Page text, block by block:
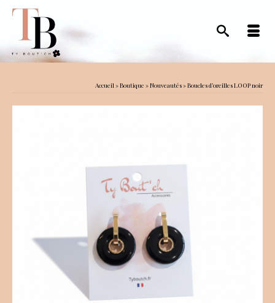
Accueil»Boutique »Nouveautés»Boucles d’oreilles LOOP noir